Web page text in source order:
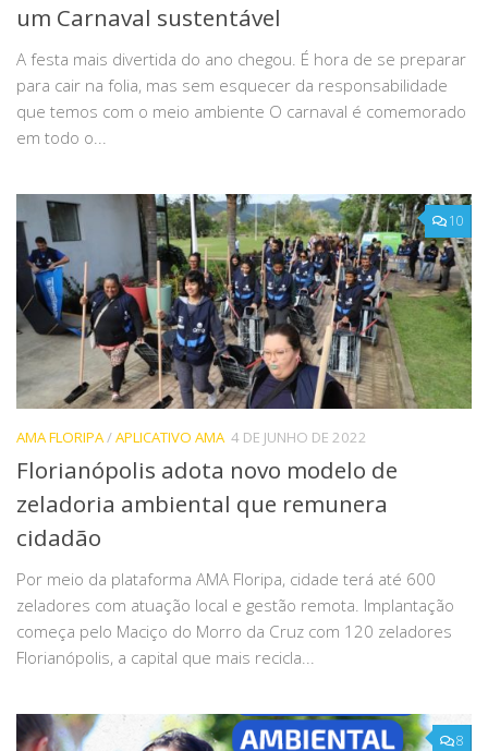
um Carnaval sustentável
A festa mais divertida do ano chegou. É hora de se preparar
para cair na folia, mas sem esquecer da responsabilidade
que temos com o meio ambiente O carnaval é comemorado
em todo o...
10
AMA FLORIPA/APLICATIVO AMA 4 DE JUNHO DE 2022
Florianópolis adota novo modelo de
zeladoria ambiental que remunera
cidadão
Por meio da plataforma AMA Floripa, cidade terá até 600
zeladores com atuação local e gestão remota. Implantação
começa pelo Maciço do Morro da Cruz com 120 zeladores
Florianópolis, a capital que mais recicla...
8